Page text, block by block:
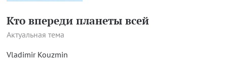
Кто впереди планеты всей
Актуальная тема
Vladimir Kouzmin